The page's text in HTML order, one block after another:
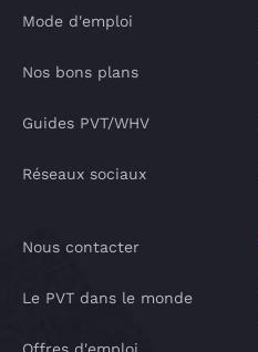
Mode d'emploi
Nos bons plans
Guides PVT/WHV
Réseaux sociaux
Nous contacter
Le PVT dans le monde